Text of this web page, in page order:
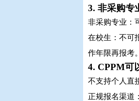
3. 非采购专
非采购专业：
在校生：不可
作年限再报考。
4. CPPM可
不支持个人直
正规报名渠道